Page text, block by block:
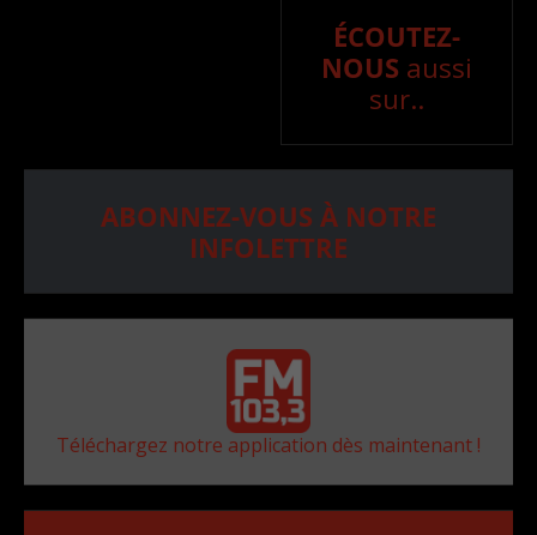
ÉCOUTEZ-
NOUS aussi
sur..
ABONNEZ-VOUS À NOTRE
INFOLETTRE
Téléchargez notre application dès maintenant !